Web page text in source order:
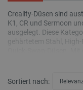
Creality-Düsen sind
K1, CR und Sermoon
ausgelegt. Diese
gehärtetem Stahl,
Düsendurchmesser
Modellgenauigkeit
Sortiert nach: